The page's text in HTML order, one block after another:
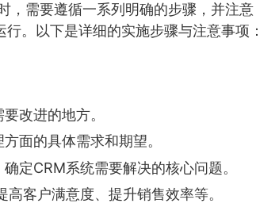
，需要遵循一系列明确的步骤，并注意
。以下是详细的实施步骤与注意事项：
改进的地方。
面的具体需求和期望。
定CRM系统需要解决的核心问题。
客户满意度、提升销售效率等。